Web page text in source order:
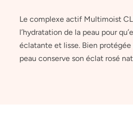
Le complexe actif Multimoist
l’hydratation de la peau pour
éclatante et lisse. Bien
peau conserve son éclat rosé